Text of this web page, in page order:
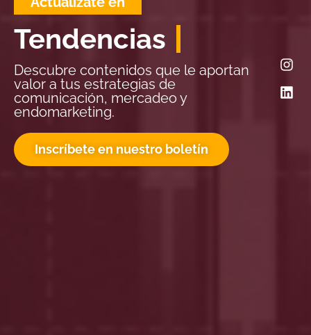
Tendencias
Descubre contenidos que le aportan
valor a tus estrategias de
comunicación, mercadeo y
endomarketing.
Inscríbete en nuestro boletín